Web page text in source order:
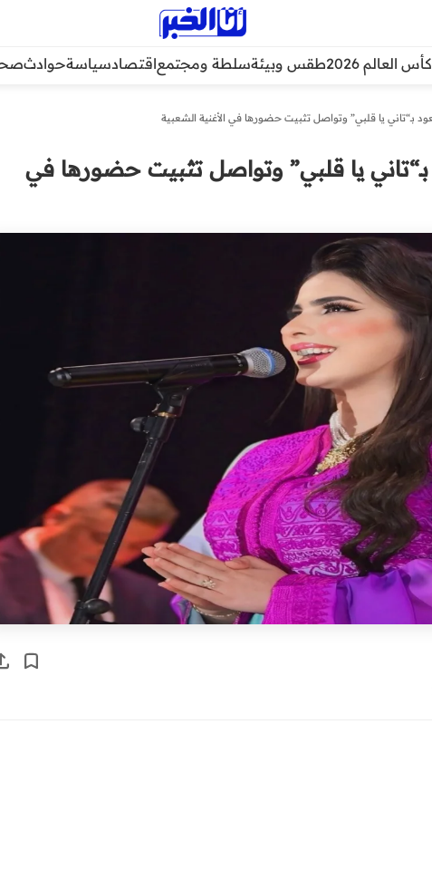
كأس العالم 2026 طقس وبيئةسلطة ومجتمعاقتصادسياسةحوادث
بـ“تاني يا قلبي” وتواصل تثبيت حضورها في الأغنية الشعبية
يا قلبي” وتواصل تثبيت حضورها في